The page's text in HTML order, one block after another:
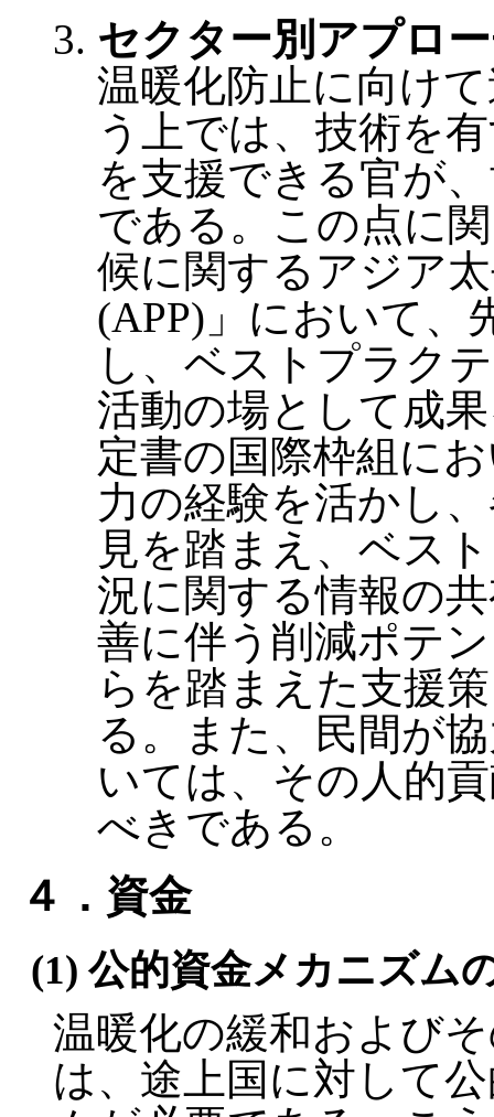
セクター別アプロ
温暖化防止に向け
う上では、技術を
を支援できる官が
である。この点に
候に関するアジア
(APP)」において、
し、ベストプラク
活動の場として成
定書の国際枠組に
力の経験を活かし
見を踏まえ、ベス
況に関する情報の
善に伴う削減ポテ
らを踏まえた支援
る。また、民間が
いては、その人的
べきである。
４．資金
(1) 公的資金メカニズム
温暖化の緩和および
は、途上国に対して